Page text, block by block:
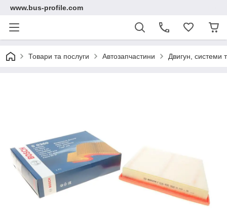
www.bus-profile.com
Товари та послуги Автозапчастини Двигун, системи